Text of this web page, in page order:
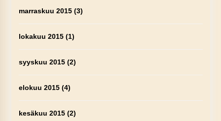
marraskuu 2015(3)
lokakuu 2015(1)
syyskuu 2015(2)
elokuu 2015(4)
kesäkuu 2015(2)